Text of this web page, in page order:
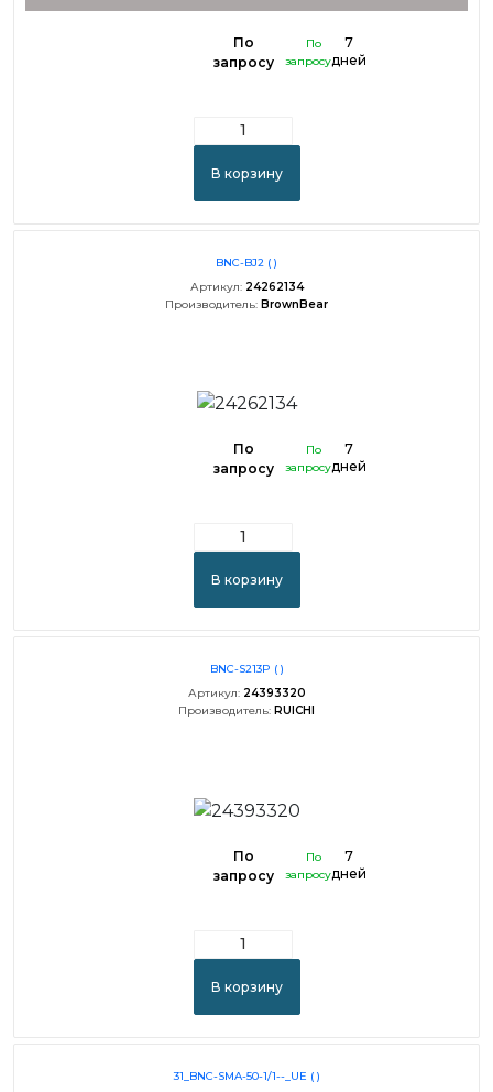
По
запросу
По
запросу
7
дней
В корзину
BNC-BJ2 ( )
Артикул: 24262134
Производитель: BrownBear
По
запросу
По
запросу
7
дней
В корзину
BNC-S213P ( )
Артикул: 24393320
Производитель: RUICHI
По
запросу
По
запросу
7
дней
В корзину
31_BNC-SMA-50-1/1--_UE ( )